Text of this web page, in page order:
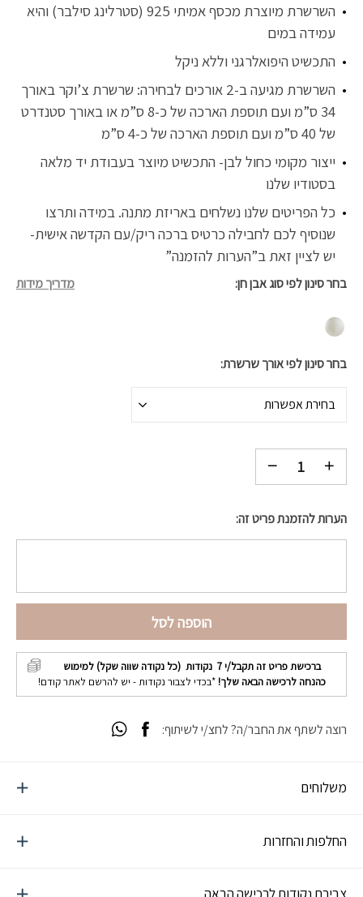
השרשרת מיוצרת מכסף אמיתי 925 (סטרלינג סילבר) והיא
עמידה במים
התכשיט היפואלרגני וללא ניקל
השרשרת מגיעה ב-2 אורכים לבחירה: שרשרת צ’וקר באורך
34 ס”מ ועם תוספת הארכה של כ-8 ס”מ או באורך סטנדרט
של 40 ס”מ ועם תוספת הארכה של כ-4 ס”מ
ייצור מקומי כחול לבן- התכשיט מיוצר בעבודת יד מלאה
בסטודיו שלנו
כל הפריטים שלנו נשלחים באריזת מתנה. במידה ותרצו
שנוסיף לכם לחבילה כרטיס ברכה ריק/עם הקדשה אישית-
יש לציין זאת ב”הערות להזמנה”
בחר סינון לפי סוג אבן חן מדריך מידות
בחר סינון לפי אורך שרשרת
בחירת אפשרות
הערות להזמנת פריט זה:
הוספה לסל
ברכישת פריט זה תקבל/י 7 נקודות (כל נקודה שווה שקל) למימוש
כהנחה לרכישה הבאה שלך! *בכדי לצבור נקודות - יש להרשם לאתר קודם!
משלוחים
החלפות והחזרות
רוצה לשתף את החבר/ה? לחצ/י לשיתוף: